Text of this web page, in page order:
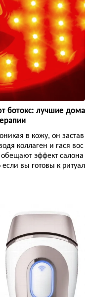
ботокс: лучшие дома
в кожу, он застав
коллаген и гася вос
эффект салона
вы готовы к ритуал